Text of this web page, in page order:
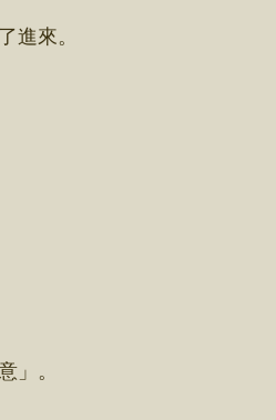
來。
。